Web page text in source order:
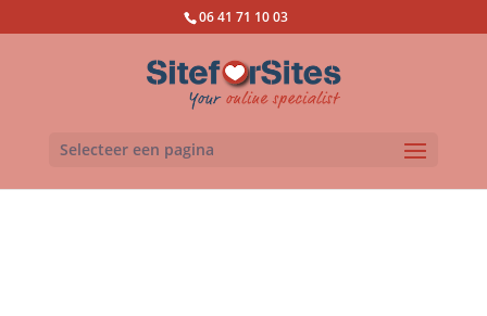
06 41 71 10 03
Selecteer een pagina